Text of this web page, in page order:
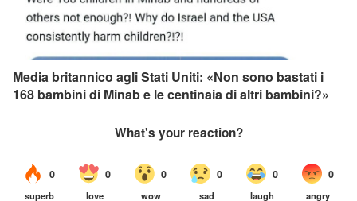
Media britannico agli Stati Uniti: «Non sono bastati i
168 bambini di Minab e le centinaia di altri bambini?»